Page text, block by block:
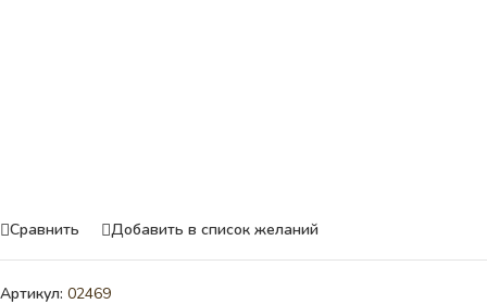
Сравнить Добавить в список желаний
Артикул: 02469